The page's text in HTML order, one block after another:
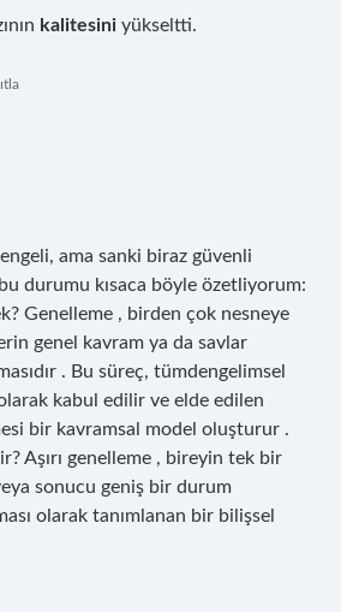
kalitesini yükseltti.
ama sanki biraz güvenli
durumu kısaca böyle özetliyorum:
Genelleme , birden çok nesneye
genel kavram ya da savlar
. Bu süreç, tümdengelimsel
kabul edilir ve elde edilen
bir kavramsal model oluşturur .
Aşırı genelleme , bireyin tek bir
sonucu geniş bir durum
olarak tanımlanan bir bilişsel